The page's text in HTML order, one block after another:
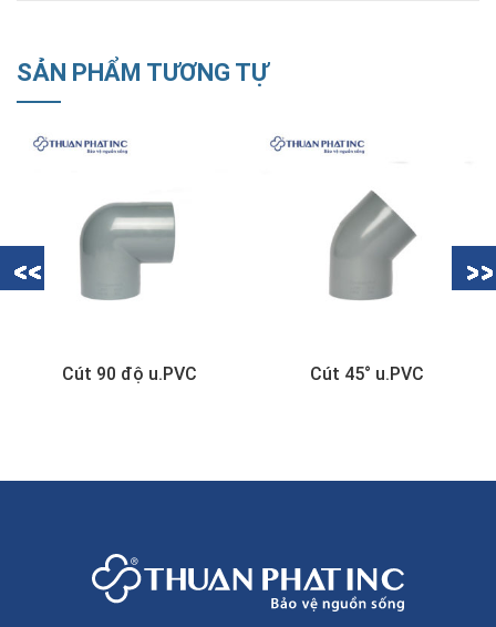
SẢN PHẨM TƯƠNG TỰ
Cút 90 độ u.PVC Cút 45° u.PVC